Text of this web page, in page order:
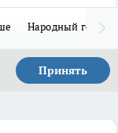
Народный герой
Принять